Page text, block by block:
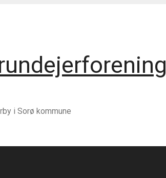
i Sorø kommune